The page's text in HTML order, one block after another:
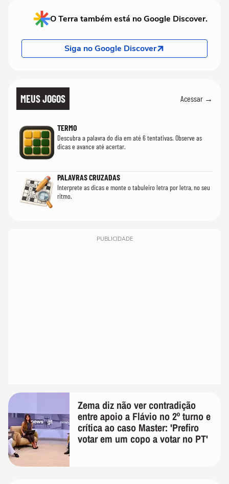
O Terra também está no Google Discover.
Siga no Google Discover
MEUS JOGOS Acessar →
TERMO
Descubra a palavra do dia em até 6 tentativas. Observe as
dicas e avance até acertar.
PALAVRAS CRUZADAS
Interprete as dicas e monte o tabuleiro letra por letra, no seu
ritmo.
PUBLICIDADE
Zema diz não ver contradição
entre apoio a Flávio no 2º turno e
crítica ao caso Master: 'Prefiro
votar em um copo a votar no PT'